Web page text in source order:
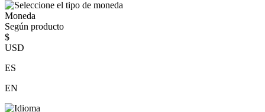
Moneda
Según producto
$
USD
ES
EN